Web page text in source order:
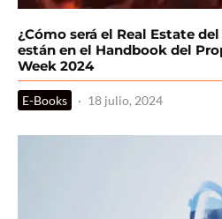
¿Cómo será el Real Estate
están en el Handbook del
Week 2024
E-Books · 18 julio, 2024